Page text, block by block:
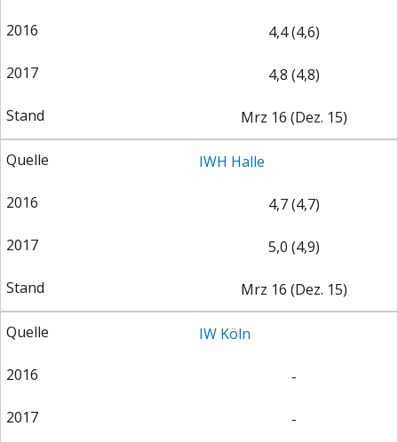
4,4 (4,6)
4,8 (4,8)
Mrz 16 (Dez. 15)
IWH Halle
4,7 (4,7)
5,0 (4,9)
Mrz 16 (Dez. 15)
IW Köln
-
-